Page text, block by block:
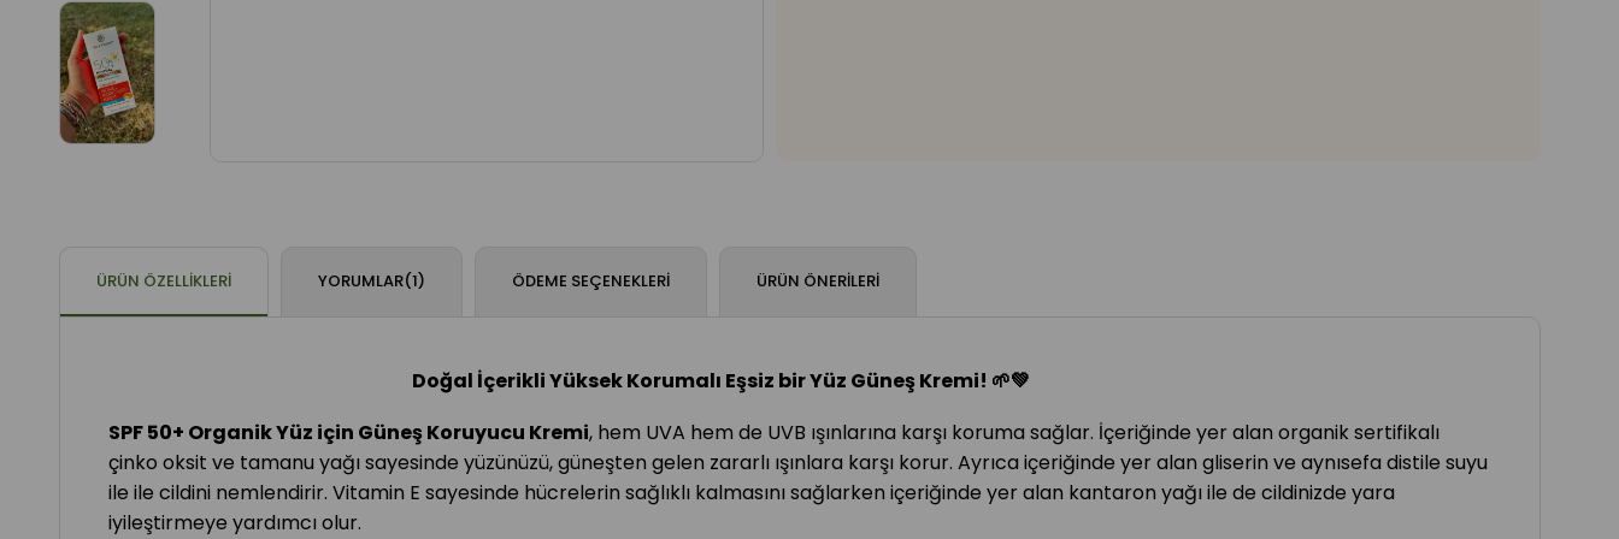
ÜRÜN ÖZELLIKLERI YORUMLAR(1) ÖDEME SEÇENEKLERI ÜRÜN ÖNERILERI
Doğal İçerikli Yüksek Korumalı Eşsiz bir Yüz Güneş Kremi! 🌱💚
SPF 50+ Organik Yüz için Güneş Koruyucu Kremi, hem UVA hem de UVB ışınlarına karşı koruma sağlar. İçeriğinde yer alan organik sertifikalı
çinko oksit ve tamanu yağı sayesinde yüzünüzü, güneşten gelen zararlı ışınlara karşı korur. Ayrıca içeriğinde yer alan gliserin ve aynısefa distile suyu
ile ile cildini nemlendirir. Vitamin E sayesinde hücrelerin sağlıklı kalmasını sağlarken içeriğinde yer alan kantaron yağı ile de cildinizde yara
iyileştirmeye yardımcı olur.